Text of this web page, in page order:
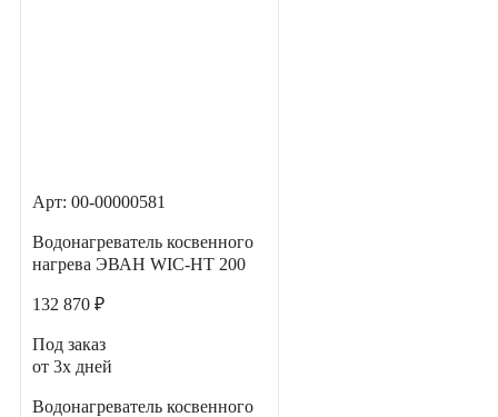
Арт: 00-00000581
Водонагреватель косвенного
нагрева ЭВАН WIC-HT 200
132 870 ₽
Под заказ
от 3х дней
Водонагреватель косвенного